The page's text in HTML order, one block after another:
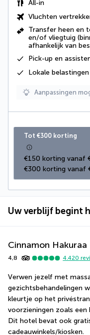
All-in
Vluchten
Transfer heen en
en/of vliegtuig
afhankelijk van
Pick-up en
Lokale
Aanpassingen
Tot €300 korting
€150 korting vanaf
€300 korting vanaf
Uw verblijf begint
Cinnamon Hakuraa
4,8 4.420
Verwen jezelf met
gezichtsbehandelingen
kleurtje op het
voorzieningen zoals
Dit hotel bevat ook
cadeauwinkels/kiosken.